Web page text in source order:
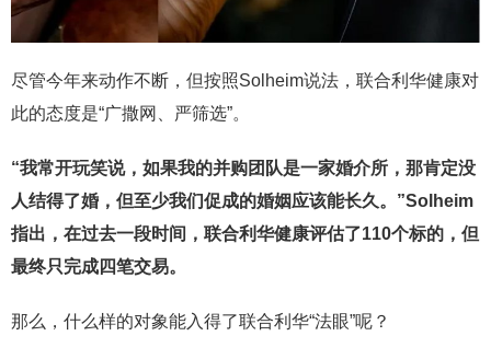
尽管今年来动作不断，但按照Solheim说法，联合利华健康对
此的态度是“广撒网、严筛选”。
“我常开玩笑说，如果我的并购团队是一家婚介所，那肯定没
人结得了婚，但至少我们促成的婚姻应该能长久。 ”Solheim
指出，在过去一段时间，联合利华健康评估了110个标的，但
最终只完成四笔交易。
那么，什么样的对象能入得了联合利华“法眼”呢？